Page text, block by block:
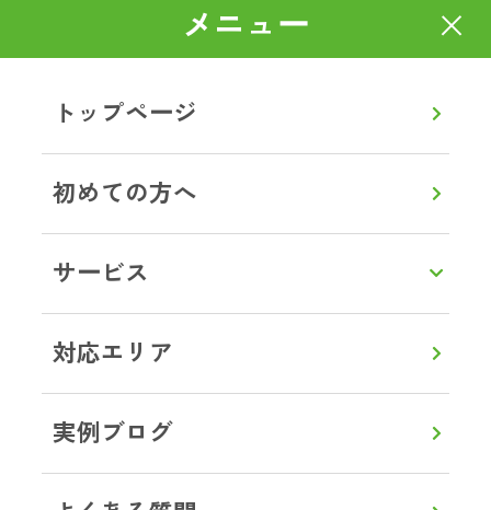
メニュー
トップページ
初めての方へ
サービス
対応エリア
実例ブログ
大型家具、家電の回収をお願いしま
でした！作業はとても手際がよく、
あっという間に運び出していただけ
ました。作業員の方も感じがよく、
終始丁寧で安心してお任せできまし
た。料金も明朗で、最初から最後ま
でストレスなく対応していただき、
本当に助かりました。また何かあれ
茨城県土浦市 G様
一人暮らしをしていた母が孤独死し